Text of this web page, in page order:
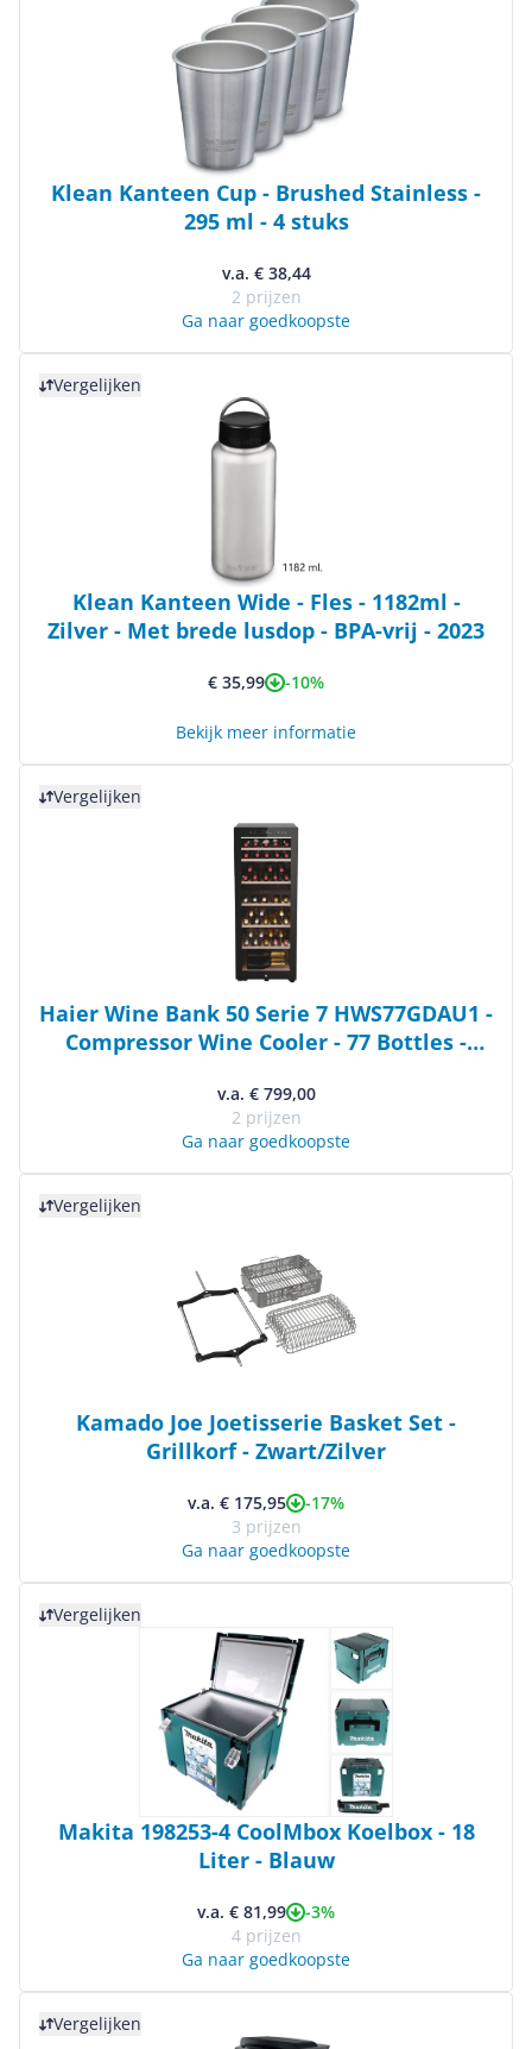
Klean Kanteen Cup - Brushed Stainless -
295 ml - 4 stuks
v.a. € 38,44
2 prijzen
Ga naar goedkoopste
Vergelijken
Klean Kanteen Wide - Fles - 1182ml -
Zilver - Met brede lusdop - BPA-vrij - 2023
€ 35,99 -10%
Bekijk meer informatie
Vergelijken
Haier Wine Bank 50 Serie 7 HWS77GDAU1 -
Compressor Wine Cooler - 77 Bottles -
v.a. € 799,00
2 prijzen
Ga naar goedkoopste
Vergelijken
Kamado Joe Joetisserie Basket Set -
Grillkorf - Zwart/Zilver
v.a. € 175,95
-17%
3 prijzen
Ga naar goedkoopste
Vergelijken
Makita 198253-4 CoolMbox Koelbox - 18
Liter - Blauw
v.a. € 81,99
-3%
4 prijzen
Ga naar goedkoopste
Vergelijken